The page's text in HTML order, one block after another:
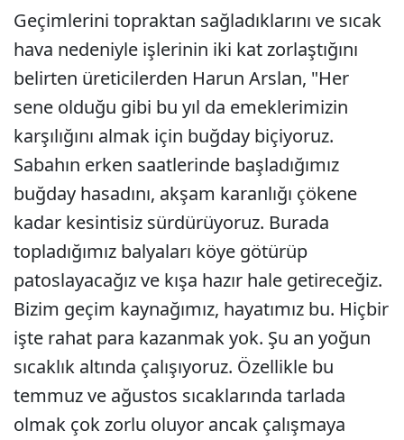
Geçimlerini topraktan sağladıklarını ve sıcak
hava nedeniyle işlerinin iki kat zorlaştığını
belirten üreticilerden Harun Arslan, "Her
sene olduğu gibi bu yıl da emeklerimizin
karşılığını almak için buğday biçiyoruz.
Sabahın erken saatlerinde başladığımız
buğday hasadını, akşam karanlığı çökene
kadar kesintisiz sürdürüyoruz. Burada
topladığımız balyaları köye götürüp
patoslayacağız ve kışa hazır hale getireceğiz.
Bizim geçim kaynağımız, hayatımız bu. Hiçbir
işte rahat para kazanmak yok. Şu an yoğun
sıcaklık altında çalışıyoruz. Özellikle bu
temmuz ve ağustos sıcaklarında tarlada
olmak çok zorlu oluyor ancak çalışmaya